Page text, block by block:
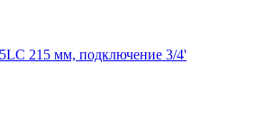
215 мм, подключение 3/4'